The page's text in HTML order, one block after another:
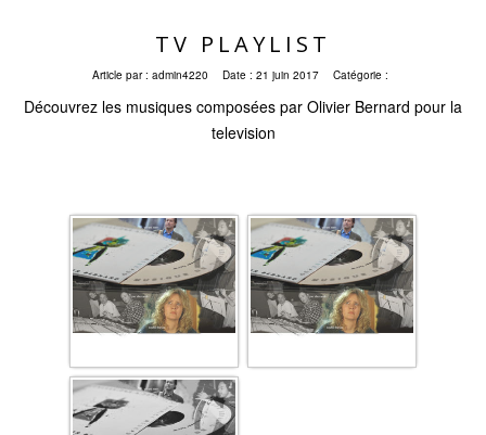
TV PLAYLIST
Article par : admin4220 Date : 21 juin 2017 Catégorie :
Découvrez les musiques composées par Olivier Bernard pour la
television